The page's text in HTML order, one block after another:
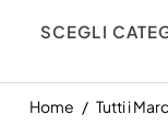
SCEGLI
Home Tutti i